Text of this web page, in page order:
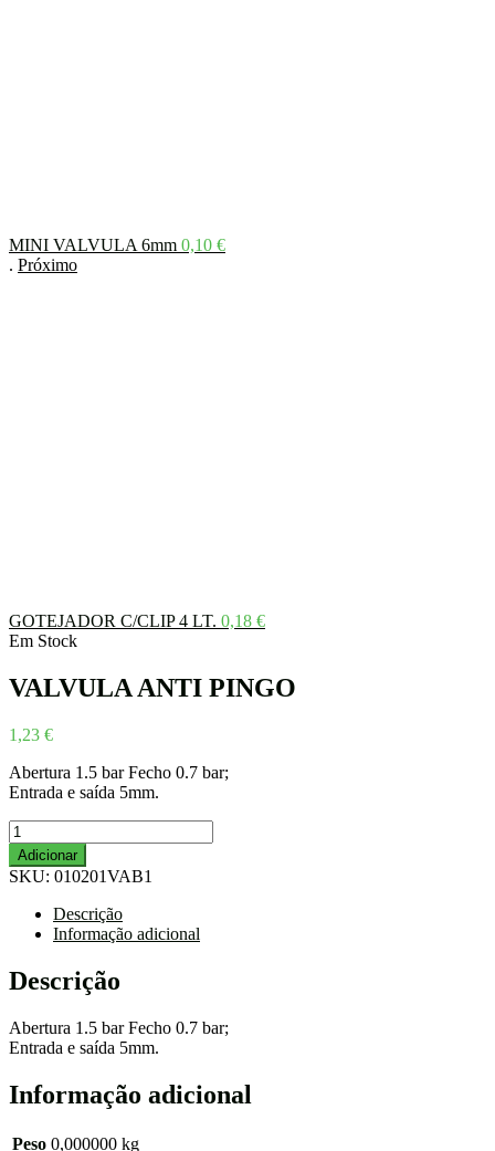
MINI VALVULA 6mm 0,10 €
. Próximo
GOTEJADOR C/CLIP 4 LT. 0,18 €
Em Stock
VALVULA ANTI PINGO
1,23 €
Abertura 1.5 bar Fecho 0.7 bar;
Entrada e saída 5mm.
Quantidade
de
VALVULA
ANTI
PINGO
Adicionar
SKU: 010201VAB1
Descrição
Informação adicional
Descrição
Abertura 1.5 bar Fecho 0.7 bar;
Entrada e saída 5mm.
Informação adicional
Peso 0,000000 kg